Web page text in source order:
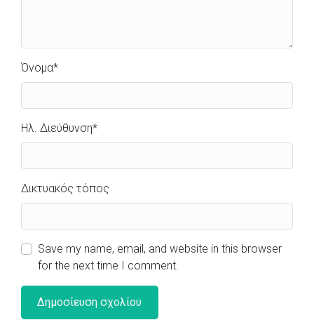
Όνομα*
Ηλ. Διεύθυνση*
Δικτυακός τόπος
Save my name, email, and website in this browser
for the next time I comment.